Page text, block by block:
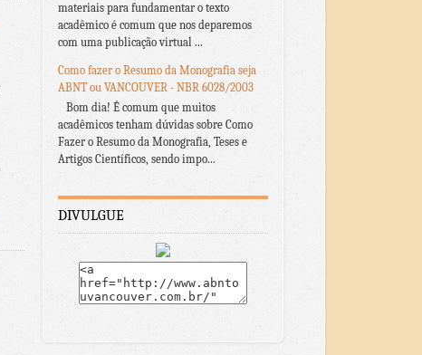
materiais para fundamentar o texto
acadêmico é comum que nos deparemos
com uma publicação virtual ...
Como fazer o Resumo da Monografia seja
ABNT ou VANCOUVER - NBR 6028/2003
Bom dia! É comum que muitos
acadêmicos tenham dúvidas sobre Como
Fazer o Resumo da Monografia, Teses e
Artigos Científicos, sendo impo...
DIVULGUE